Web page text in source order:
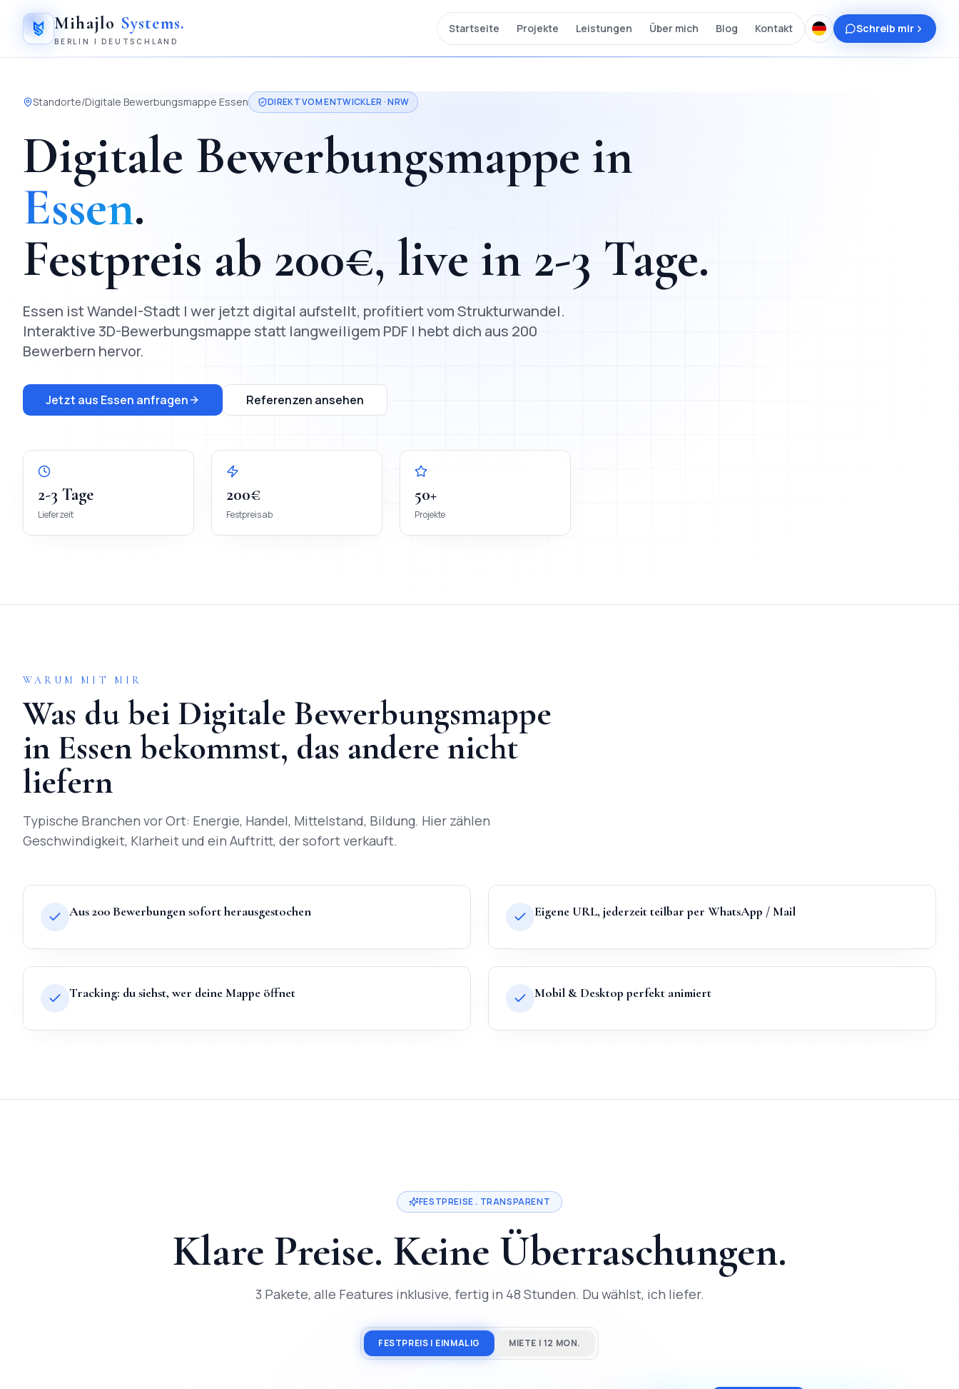
Mihajlo Systems.
BERLIN | DEUTSCHLAND
Startseite Projekte Leistungen Über mich Blog Kontakt Schreib mir
Standorte/Digitale Bewerbungsmappe Essen DIREKT VOM ENTWICKLER ·NRW
Digitale Bewerbungsmappe in
Essen.
Festpreis ab 200€, live in 2-3 Tage.
Essen ist Wandel-Stadt | wer jetzt digital aufstellt, profitiert vom Strukturwandel.
Interaktive 3D-Bewerbungsmappe statt langweiligem PDF | hebt dich aus 200
Bewerbern hervor.
Jetzt aus Essen anfragen Referenzen ansehen
2-3 Tage
Lieferzeit
200€
Festpreis ab
50+
Projekte
WARUM MIT MIR
Was du bei Digitale Bewerbungsmappe
in Essenbekommst, das andere nicht
liefern
Typische Branchen vor Ort: Energie, Handel, Mittelstand, Bildung. Hier zählen
Geschwindigkeit, Klarheit und ein Auftritt, der sofort verkauft.
Aus 200 Bewerbungen sofort herausgestochen Eigene URL, jederzeit teilbar per WhatsApp / Mail
Tracking: du siehst, wer deine Mappe öffnet Mobil & Desktop perfekt animiert
FESTPREISE . TRANSPARENT
Klare Preise. Keine Überraschungen.
3 Pakete, alle Features inklusive, fertig in 48 Stunden. Du wählst, ich liefer.
FESTPREIS | EINMALIG MIETE | 12 MON.